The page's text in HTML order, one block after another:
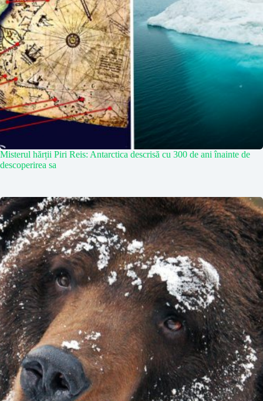
Misterul hărții Piri Reis: Antarctica descrisă cu 300 de ani înainte de
descoperirea sa